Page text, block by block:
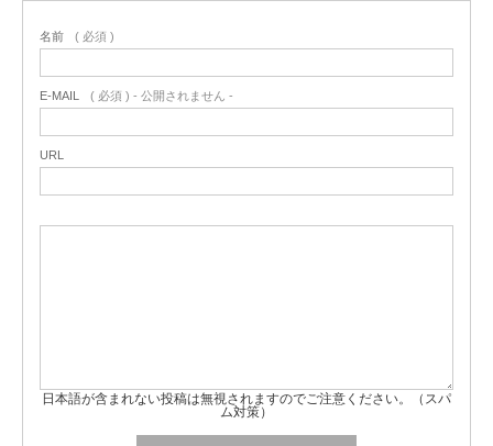
名前 ( 必須 )
E-MAIL ( 必須 ) - 公開されません -
URL
日本語が含まれない投稿は無視されますのでご注意ください。（スパ
ム対策）